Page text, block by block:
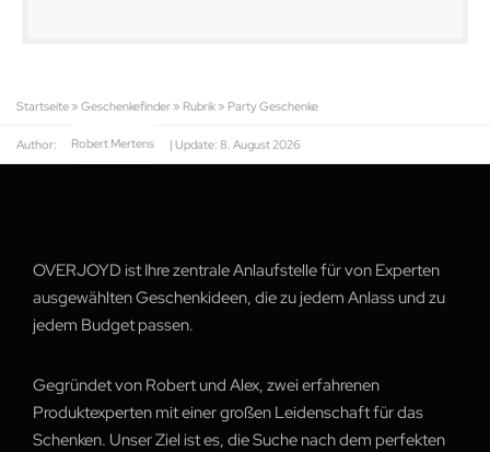
Startseite » Geschenkefinder » Rubrik » Party Geschenke
Author: Robert Mertens | Update: 8. August 2026
OVERJOYD ist Ihre zentrale Anlaufstelle für von Experten
ausgewählten Geschenkideen, die zu jedem Anlass und zu
jedem Budget passen.
Gegründet von Robert und Alex, zwei erfahrenen
Produktexperten mit einer großen Leidenschaft für das
Schenken. Unser Ziel ist es, die Suche nach dem perfekten